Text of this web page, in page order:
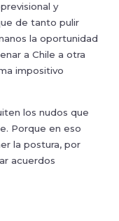
y
de tanto pulir
la oportunidad
a Chile a otra
impositivo
los nudos que
Porque en eso
la postura, por
acuerdos